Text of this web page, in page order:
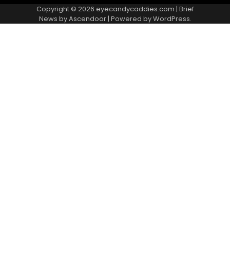
Us
Us
Policy
Policy
and
Conditions
Copyright © 2026 eyecandycaddies.com | Brief
News byAscendoor| Powered byWordPress.